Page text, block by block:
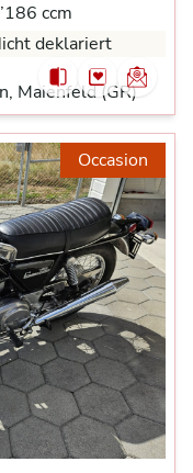
ccm
deklariert
Maienfeld (GR)
Occasion